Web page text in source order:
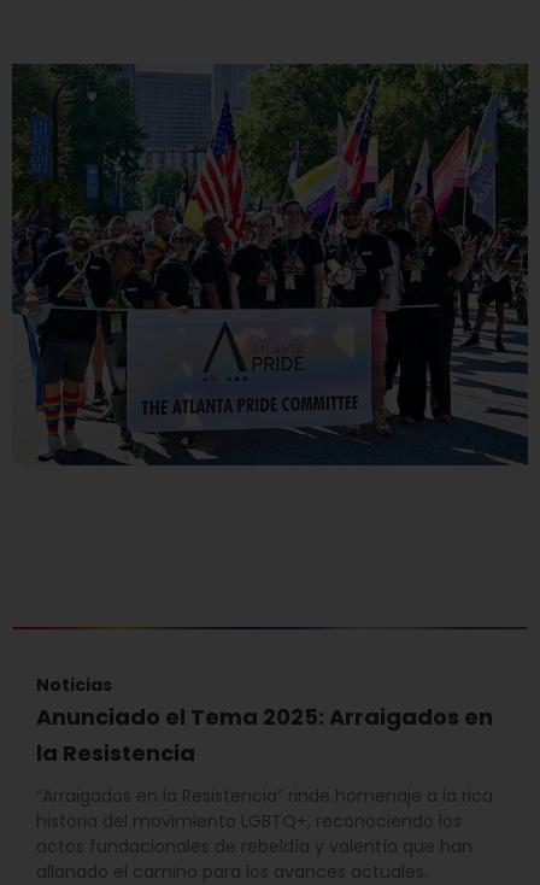
Noticias
Anunciado el Tema 2025: Arraigados en
la Resistencia
“Arraigados en la Resistencia” rinde homenaje a la rica
historia del movimiento LGBTQ+, reconociendo los
actos fundacionales de rebeldía y valentía que han
allanado el camino para los avances actuales.